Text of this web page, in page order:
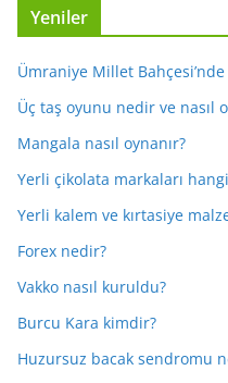
Yeniler
Ümraniye Millet
Üç taş oyunu nedir ve nasıl
Mangala nasıl oynanır?
Yerli çikolata markaları
Yerli kalem ve kırtasiye
Forex nedir?
Vakko nasıl kuruldu?
Burcu Kara kimdir?
Huzursuz bacak sendromu